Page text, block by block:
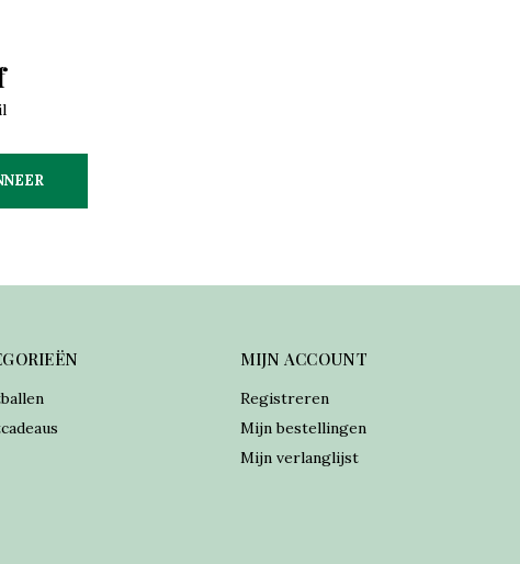
MIJN ACCOUNT
Registreren
Mijn bestellingen
Mijn verlanglijst